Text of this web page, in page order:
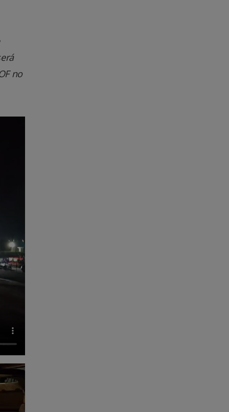
no